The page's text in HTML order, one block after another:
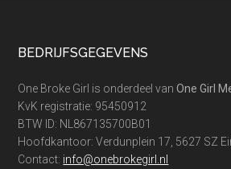
Footer
BEDRIJFSGEGEVENS
One Broke Girl is onderdeel vanOne Girl
KvK registratie: 95450912
BTW ID: NL867135700B01
Hoofdkantoor: Verdunplein 17, 5627 SZ
Contact: info@onebrokegirl.nl